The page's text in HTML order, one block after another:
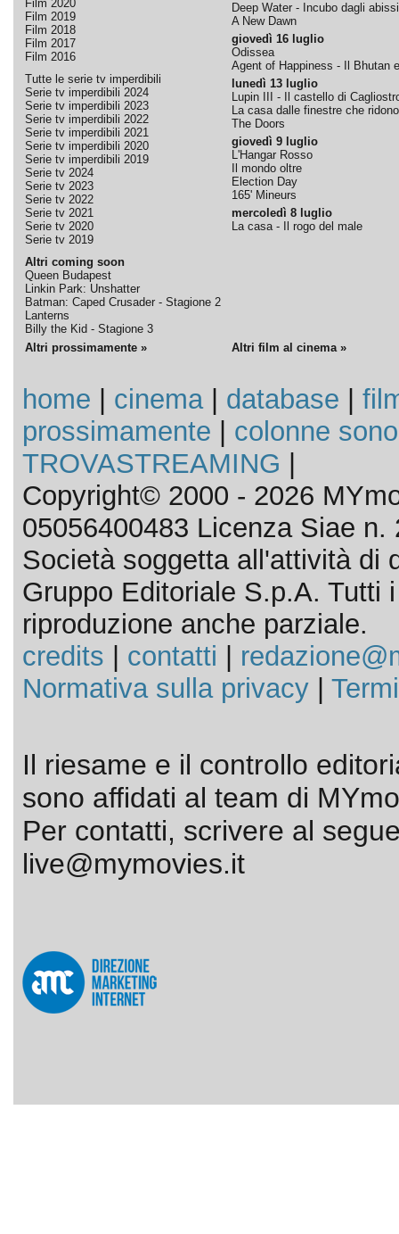
Film 2020
Film 2019
Film 2018
Film 2017
Film 2016
Tutte le serie tv imperdibili
Serie tv imperdibili 2024
Serie tv imperdibili 2023
Serie tv imperdibili 2022
Serie tv imperdibili 2021
Serie tv imperdibili 2020
Serie tv imperdibili 2019
Serie tv 2024
Serie tv 2023
Serie tv 2022
Serie tv 2021
Serie tv 2020
Serie tv 2019
Altri coming soon
Queen Budapest
Linkin Park: Unshatter
Batman: Caped Crusader - Stagione 2
Lanterns
Billy the Kid - Stagione 3
Deep Water - Incubo dagli abissi
A New Dawn
giovedì 16 luglio
Odissea
Agent of Happiness - Il Bhutan
lunedì 13 luglio
Lupin III - Il castello di
La casa dalle finestre che ridono
The Doors
giovedì 9 luglio
L'Hangar Rosso
Il mondo oltre
Election Day
165' Mineurs
mercoledì 8 luglio
La casa - Il rogo del male
Altri prossimamente » Altri film al cinema »
home cinema| database
prossimamente
colonne
TROVASTREAMING
Copyright© 2000 - 2026
05056400483 Licenza Siae n.
Società soggetta all'attività di
Gruppo Editoriale S.p.A. Tutti
riproduzione anche parziale.
credits
contatti
Normativa sulla privacy|
Il riesame e il controllo
sono affidati al team di
Per contatti, scrivere al
live@mymovies.it